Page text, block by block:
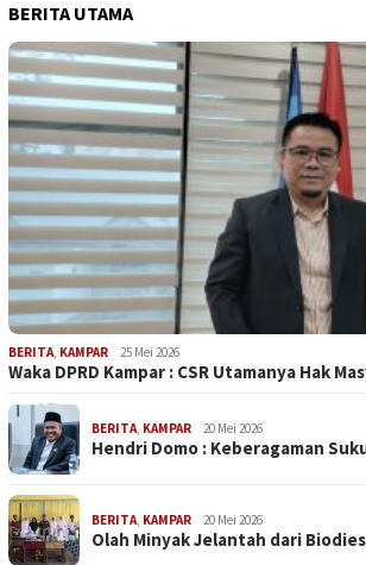
BERITA UTAMA
BERITA, KAMPAR 25 Mei 2026
Waka DPRD Kampar : CSR Utamanya Hak
BERITA, KAMPAR 20 Mei 2026
Hendri Domo : Keberagaman
BERITA, KAMPAR 20 Mei 2026
Olah Minyak Jelantah dari